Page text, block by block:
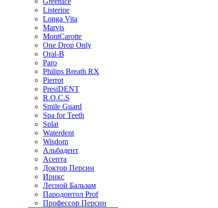
Listerine
Longa Vita
Marvis
MontCarotte
One Drop Only
Oral-B
Paro
Philips Breath RX
Pierrot
PresiDENT
R.O.C.S
Smile Guard
Spa for Teeth
Splat
Waterdent
Wisdom
Альбадент
Асепта
Доктор Персин
Ирикс
Лесной Бальзам
Пародонтол Prof
Профессор Персин